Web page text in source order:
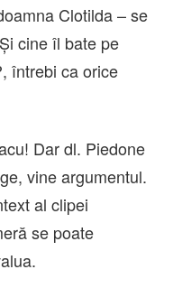
Clotilda – se
cine îl bate pe
întrebi ca orice
Dar dl. Piedone
vine argumentul.
al clipei
se poate